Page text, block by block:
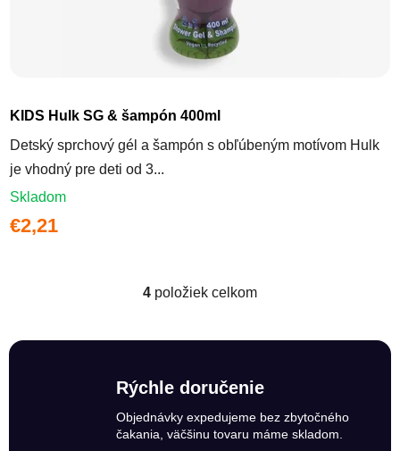
KIDS Hulk SG & šampón 400ml
Detský sprchový gél a šampón s obľúbeným motívom Hulk
je vhodný pre deti od 3...
Skladom
€2,21
Ovládacie prvky výpisu
4 položiek celkom
Rýchle doručenie
Objednávky expedujeme bez zbytočného
čakania, väčšinu tovaru máme skladom.